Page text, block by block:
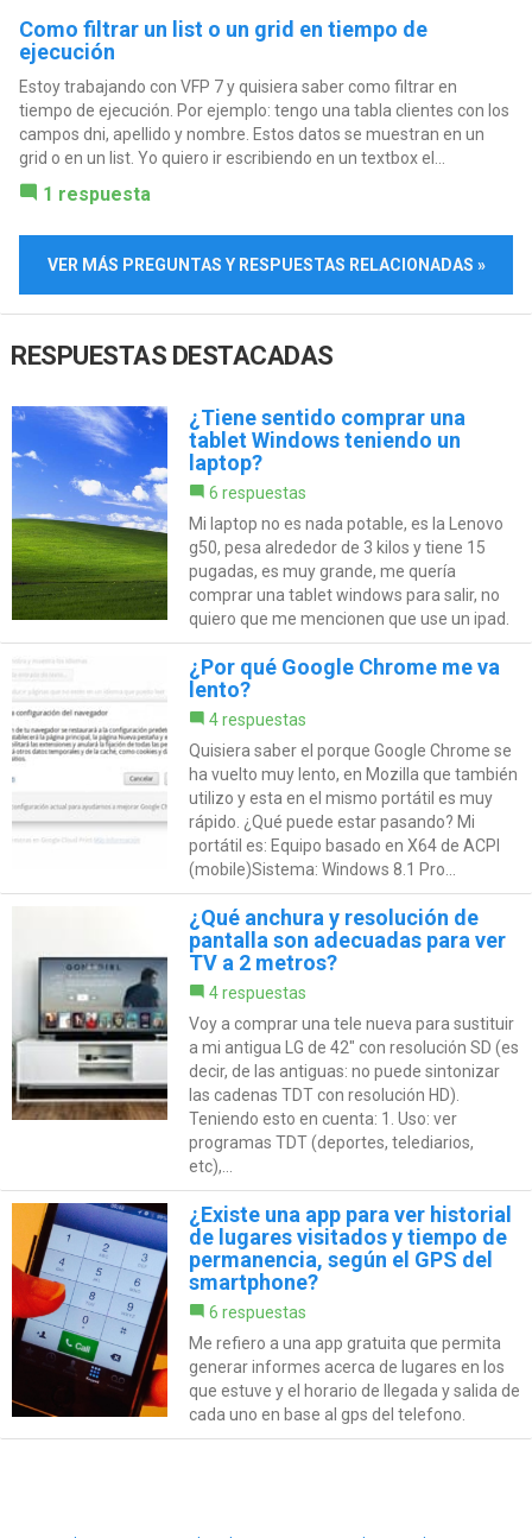
Como filtrar un list o un grid en tiempo de
ejecución
Estoy trabajando con VFP 7 y quisiera saber como filtrar en
tiempo de ejecución. Por ejemplo: tengo una tabla clientes con los
campos dni, apellido y nombre. Estos datos se muestran en un
grid o en un list. Yo quiero ir escribiendo en un textbox el...
1 respuesta
VER MÁS PREGUNTAS Y RESPUESTAS RELACIONADAS »
RESPUESTAS DESTACADAS
¿Tiene sentido comprar una
tablet Windows teniendo un
laptop?
6 respuestas
Mi laptop no es nada potable, es la Lenovo
g50, pesa alrededor de 3 kilos y tiene 15
pugadas, es muy grande, me quería
comprar una tablet windows para salir, no
quiero que me mencionen que use un ipad.
¿Por qué Google Chrome me va
lento?
4 respuestas
Quisiera saber el porque Google Chrome se
ha vuelto muy lento, en Mozilla que también
utilizo y esta en el mismo portátil es muy
rápido. ¿Qué puede estar pasando? Mi
portátil es: Equipo basado en X64 de ACPI
(mobile)Sistema: Windows 8.1 Pro...
¿Qué anchura y resolución de
pantalla son adecuadas para ver
TV a 2 metros?
4 respuestas
Voy a comprar una tele nueva para sustituir
a mi antigua LG de 42" con resolución SD (es
decir, de las antiguas: no puede sintonizar
las cadenas TDT con resolución HD).
Teniendo esto en cuenta: 1. Uso: ver
programas TDT (deportes, telediarios,
etc),...
¿Existe una app para ver historial
de lugares visitados y tiempo de
permanencia, según el GPS del
smartphone?
6 respuestas
Me refiero a una app gratuita que permita
generar informes acerca de lugares en los
que estuve y el horario de llegada y salida de
cada uno en base al gps del telefono.